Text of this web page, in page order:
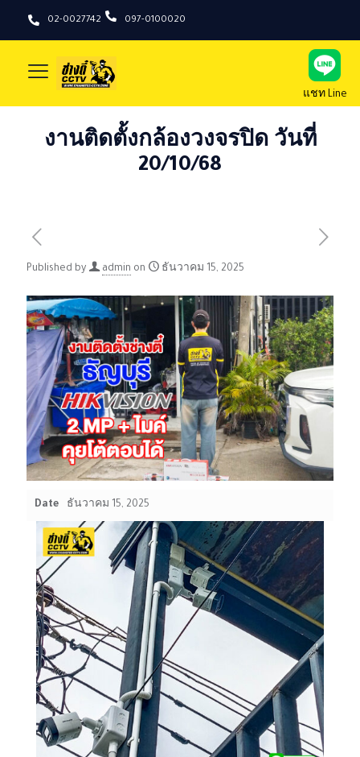
02-0027742 097-0100020
แชท Line
งานติดตั้งกล้องวงจรปิด วันที่
20/10/68
Published by admin on ธันวาคม 15, 2025
Date ธันวาคม 15, 2025